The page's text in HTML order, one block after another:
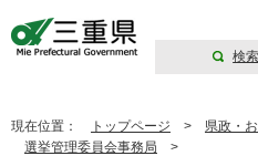
検索
現在位置： トップページ > 県政・
選挙管理委員会事務局 >